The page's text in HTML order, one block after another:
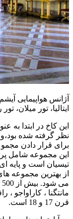
آژانس هواپیمایی
ایتالیا، تور میلان،
این کاخ در ابتدا به
نظر گرفته شده
برای قرار دادن
این مجموعه شامل
از بهترین مجموعه
مانتگنا ، کاراواجو ،
قرن 17 و 18 است.